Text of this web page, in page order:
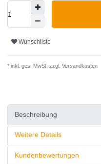
Wunschliste
* inkl. ges. MwSt. zzgl. Versandkosten
Beschreibung
Weitere Details
Kundenbewertungen